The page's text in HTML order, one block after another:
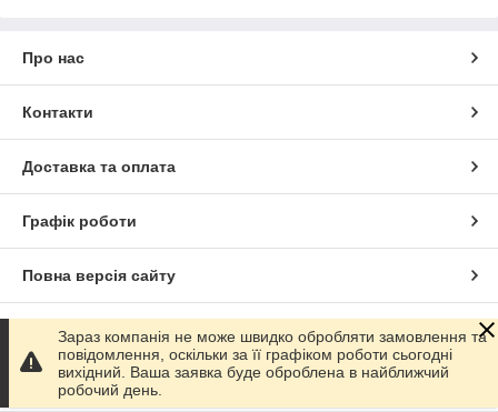
Про нас
Контакти
Доставка та оплата
Графік роботи
Повна версія сайту
Сайт створено на маркетплейсі Prom.ua
Політика конфіденційності
Зараз компанія не може швидко обробляти замовлення та
повідомлення, оскільки за її графіком роботи сьогодні
вихідний. Ваша заявка буде оброблена в найближчий
робочий день.